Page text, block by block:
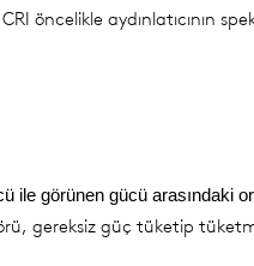
öncelikle aydınlatıcının
ile görünen gücü arasındaki
gereksiz güç tüketip